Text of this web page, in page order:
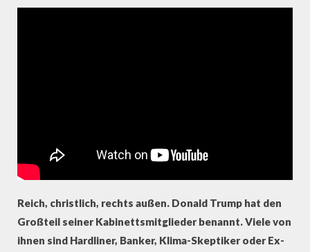
Reich, christlich, rechts außen. Donald Trump hat den
Großteil seiner Kabinettsmitglieder benannt. Viele von
ihnen sind Hardliner, Banker, Klima-Skeptiker oder Ex-